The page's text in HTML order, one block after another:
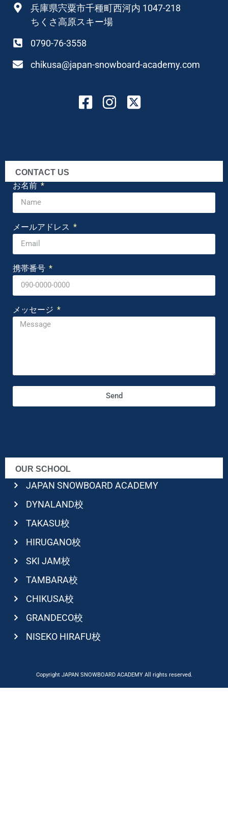
兵庫県宍粟市千種町西河内 1047-218
ちくさ高原スキー場
0790-76-3558
chikusa@japan-snowboard-academy.com
CONTACT US
お名前
メールアドレス
携帯番号
メッセージ
Send
OUR SCHOOL
JAPAN SNOWBOARD ACADEMY
DYNALAND校
TAKASU校
HIRUGANO校
SKI JAM校
TAMBARA校
CHIKUSA校
GRANDECO校
NISEKO HIRAFU校
Copyright JAPAN SNOWBOARD ACADEMY All rights reserved.